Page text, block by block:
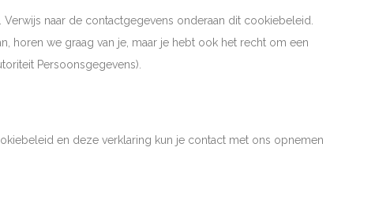
naar de contactgegevens onderaan dit cookiebeleid.
horen we graag van je, maar je hebt ook het recht om een
Persoonsgegevens).
en deze verklaring kun je contact met ons opnemen